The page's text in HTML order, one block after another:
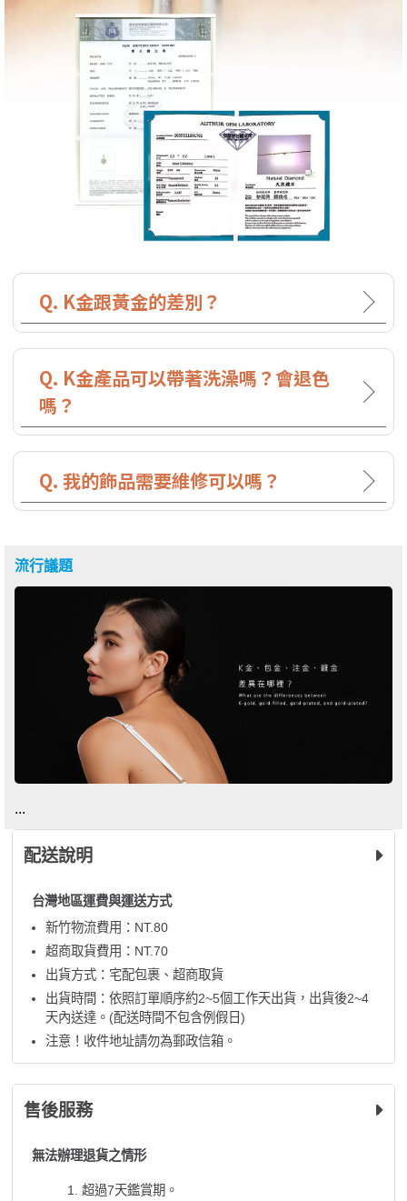
Q. K金跟黃金的差別？
Q. K金產品可以帶著洗澡嗎？會退色
嗎？
Q. 我的飾品需要維修可以嗎？
流行議題
...
配送說明
台灣地區運費與運送方式
新竹物流費用：NT.80
超商取貨費用：NT.70
出貨方式：宅配包裹、超商取貨
出貨時間：依照訂單順序約2~5個工作天出貨，出貨後2~4
天內送達。(配送時間不包含例假日)
注意！收件地址請勿為郵政信箱。
售後服務
無法辦理退貨之情形
超過7天鑑賞期。